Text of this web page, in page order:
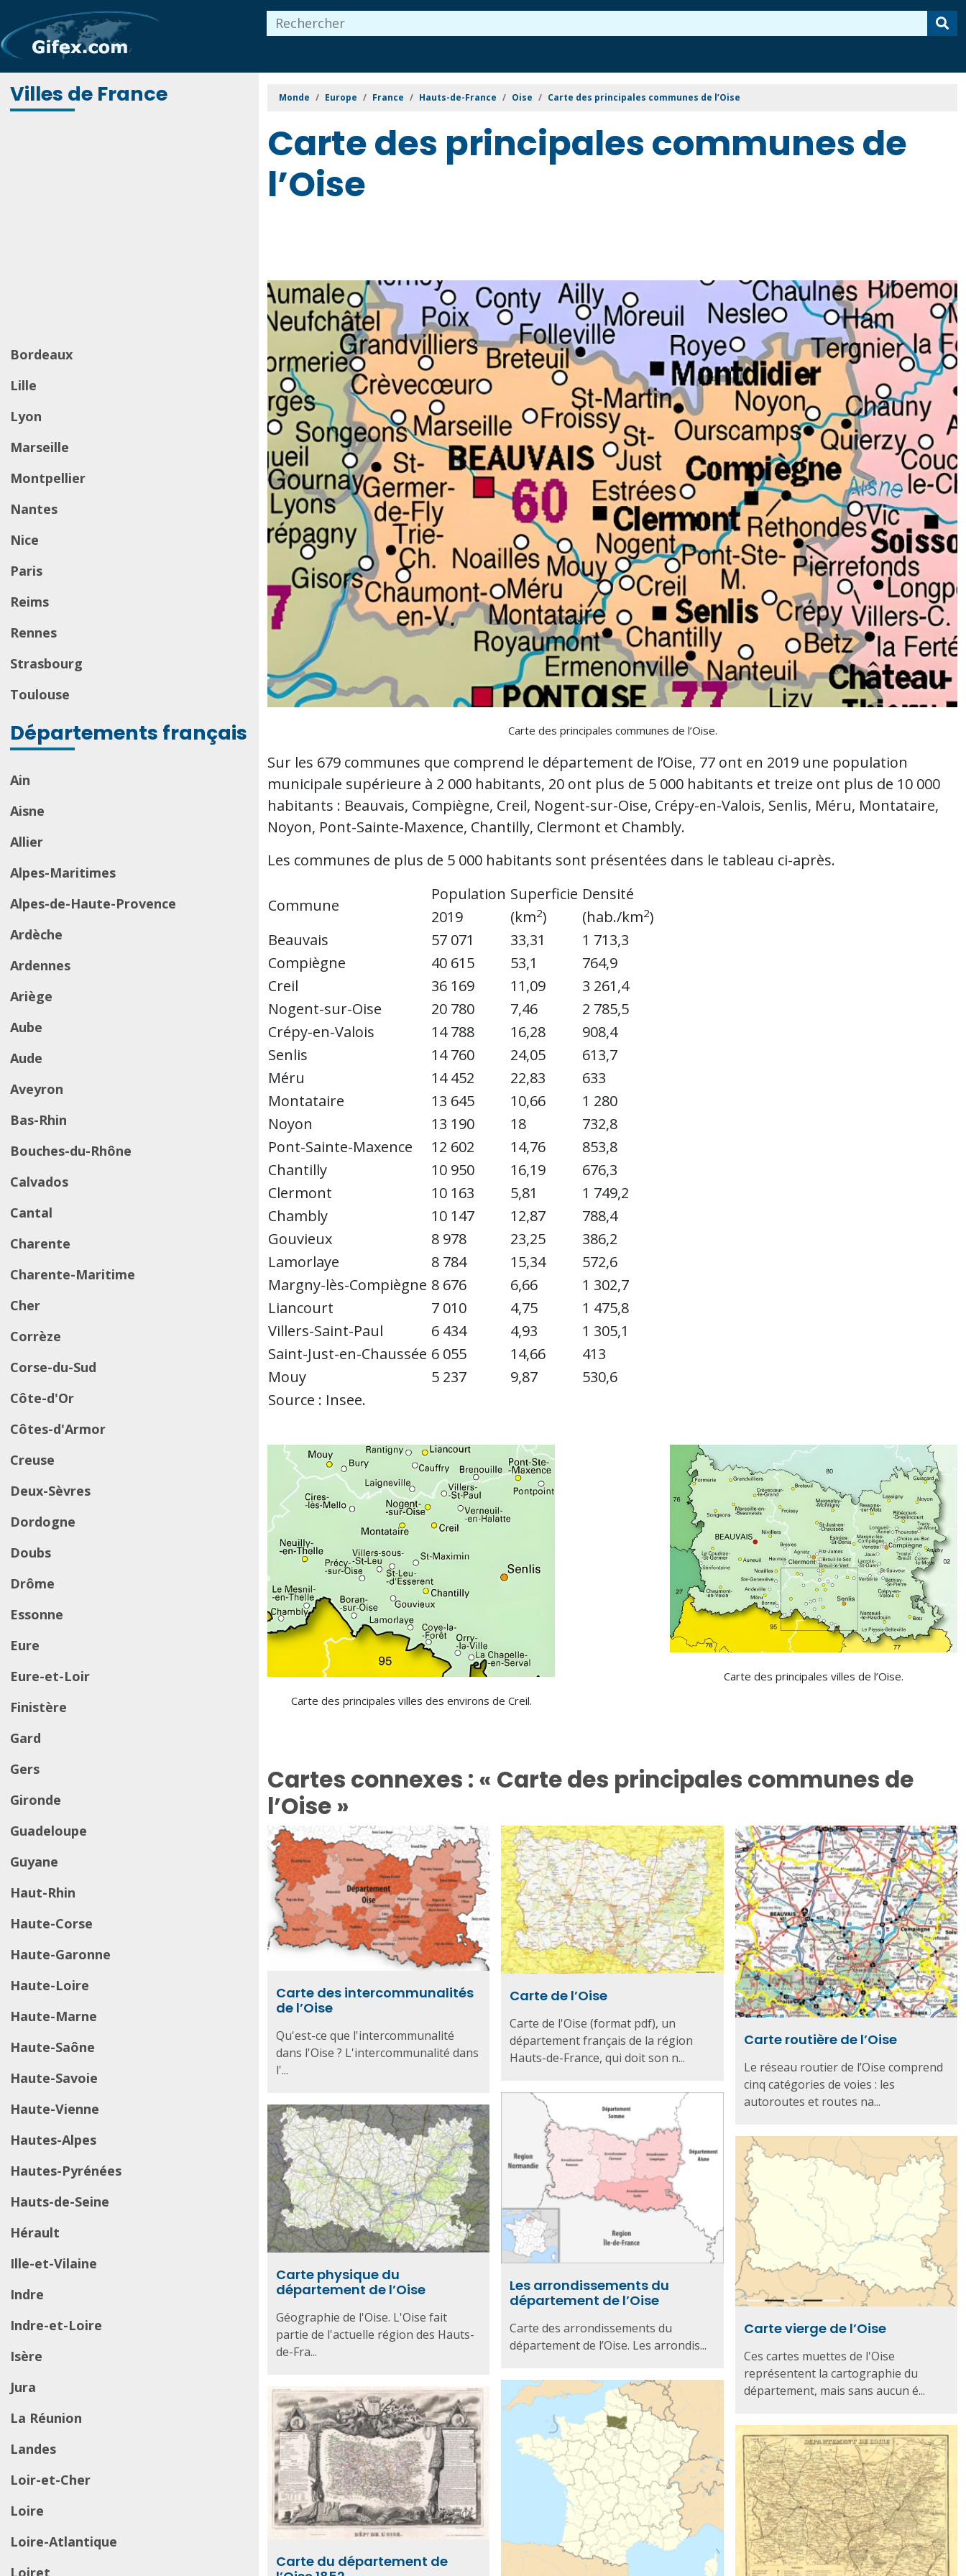
Villes de France
Bordeaux
Lille
Lyon
Marseille
Montpellier
Nantes
Nice
Paris
Reims
Rennes
Strasbourg
Toulouse
Départements français
Ain
Aisne
Allier
Alpes-Maritimes
Alpes-de-Haute-Provence
Ardèche
Ardennes
Ariège
Aube
Aude
Aveyron
Bas-Rhin
Bouches-du-Rhône
Calvados
Cantal
Charente
Charente-Maritime
Cher
Corrèze
Corse-du-Sud
Côte-d'Or
Côtes-d'Armor
Creuse
Deux-Sèvres
Dordogne
Doubs
Drôme
Essonne
Eure
Eure-et-Loir
Finistère
Gard
Gers
Gironde
Guadeloupe
Guyane
Haut-Rhin
Haute-Corse
Haute-Garonne
Haute-Loire
Haute-Marne
Haute-Saône
Haute-Savoie
Haute-Vienne
Hautes-Alpes
Hautes-Pyrénées
Hauts-de-Seine
Hérault
Ille-et-Vilaine
Indre
Indre-et-Loire
Isère
Jura
La Réunion
Landes
Loir-et-Cher
Loire
Loire-Atlantique
Loiret
Monde Europe France Hauts-de-France Oise Carte des principales communes de l’Oise
Carte des principales communes de
l’Oise
Carte des principales communes de l’Oise.
Sur les 679 communes que comprend le département de l’Oise, 77 ont en 2019 une population
municipale supérieure à 2 000 habitants, 20 ont plus de 5 000 habitants et treize ont plus de 10 000
habitants : Beauvais, Compiègne, Creil, Nogent-sur-Oise, Crépy-en-Valois, Senlis, Méru, Montataire,
Noyon, Pont-Sainte-Maxence, Chantilly, Clermont et Chambly.
Les communes de plus de 5 000 habitants sont présentées dans le tableau ci-après.
Commune
Population Superficie Densité
2019
(km2) (hab./km2)
Beauvais
57 071 33,31
1 713,3
Compiègne
40 615 53,1
764,9
Creil
36 169 11,09
3 261,4
Nogent-sur-Oise
20 780 7,46
2 785,5
Crépy-en-Valois
14 788 16,28
908,4
Senlis
14 760 24,05
613,7
Méru
14 452 22,83
633
Montataire
13 645 10,66
1 280
Noyon
13 190 18
732,8
Pont-Sainte-Maxence
12 602 14,76
853,8
Chantilly
10 950 16,19
676,3
Clermont
10 163 5,81
1 749,2
Chambly
10 147 12,87
788,4
Gouvieux
8 978 23,25
386,2
Lamorlaye
8 784 15,34
572,6
Margny-lès-Compiègne 8 676 6,66
1 302,7
Liancourt
7 010 4,75
1 475,8
Villers-Saint-Paul
6 434 4,93
1 305,1
Saint-Just-en-Chaussée 6 055 14,66
413
Mouy
5 237 9,87
530,6
Source : Insee.
Carte des principales villes des environs de Creil.
Carte des principales villes de l’Oise.
Cartes connexes : « Carte des principales communes de
l’Oise »
Carte des intercommunalités
de l’Oise
Qu'est-ce que l'intercommunalité
dans l'Oise ? L'intercommunalité dans
l'...
Carte de l’Oise
Carte de l'Oise (format pdf), un
département français de la région
Hauts-de-France, qui doit son n...
Carte routière de l’Oise
Le réseau routier de l’Oise comprend
cinq catégories de voies : les
autoroutes et routes na...
Les arrondissements du
département de l’Oise
Carte des arrondissements du
département de l’Oise. Les arrondis...
Carte physique du
département de l’Oise
Géographie de l'Oise. L'Oise fait
partie de l'actuelle région des Hauts-
de-Fra...
Carte vierge de l’Oise
Ces cartes muettes de l'Oise
représentent la cartographie du
département, mais sans aucun é...
Carte du département de